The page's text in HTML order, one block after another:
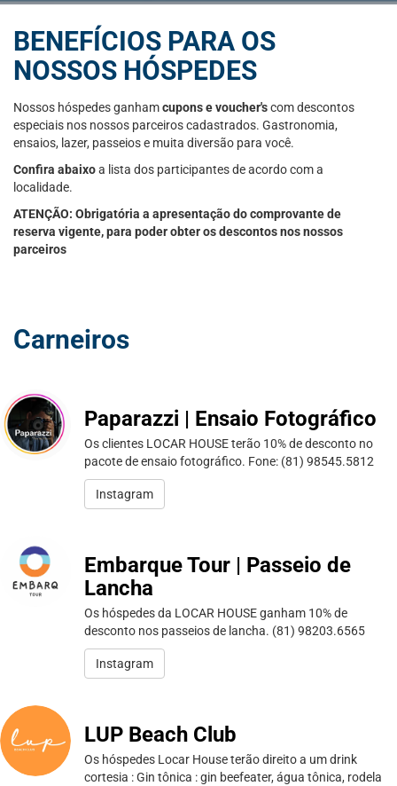
BENEFÍCIOS PARA OS
NOSSOS HÓSPEDES
Nossos hóspedes ganhamcupons e voucher'scom descontos
especiais nos nossos parceiros cadastrados. Gastronomia,
ensaios, lazer, passeios e muita diversão para você.
Confira abaixoa lista dos participantes de acordo com a
localidade.
ATENÇÃO: Obrigatória a apresentação do comprovante de
reserva vigente, para poder obter os descontos nos nossos
parceiros
Carneiros
Paparazzi | Ensaio Fotográfico
Os clientes LOCAR HOUSE terão 10% de desconto no
pacote de ensaio fotográfico. Fone: (81) 98545.5812
Instagram
Embarque Tour | Passeio de
Lancha
Os hóspedes da LOCAR HOUSE ganham 10% de
desconto nos passeios de lancha. (81) 98203.6565
Instagram
LUP Beach Club
Os hóspedes Locar House terão direito a um drink
cortesia : Gin tônica : gin beefeater, água tônica, rodela